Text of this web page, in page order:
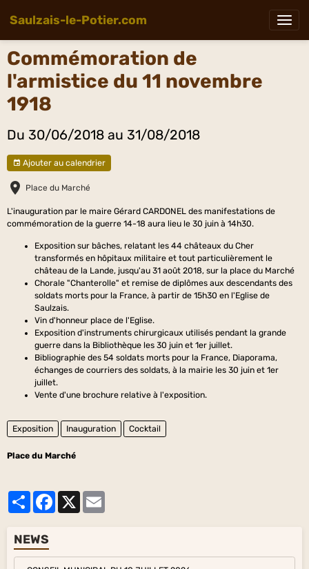
Saulzais-le-Potier.com
Commémoration de
l'armistice du 11 novembre
1918
Du 30/06/2018 au 31/08/2018
Ajouter au calendrier
Place du Marché
L'inauguration par le maire Gérard CARDONEL des manifestations de
commémoration de la guerre 14-18 aura lieu le 30 juin à 14h30.
Exposition sur bâches, relatant les 44 châteaux du Cher
transformés en hôpitaux militaire et tout particulièrement le
château de la Lande, jusqu'au 31 août 2018, sur la place du Marché
Chorale "Chanterolle" et remise de diplômes aux descendants des
soldats morts pour la France, à partir de 15h30 en l'Eglise de
Saulzais.
Vin d'honneur place de l'Eglise.
Exposition d'instruments chirurgicaux utilisés pendant la grande
guerre dans la Bibliothèque les 30 juin et 1er juillet.
Bibliographie des 54 soldats morts pour la France, Diaporama,
échanges de courriers des soldats, à la mairie les 30 juin et 1er
juillet.
Vente d'une brochure relative à l'exposition.
Exposition Inauguration Cocktail
Place du Marché
PartagerFacebook
X
NEWS